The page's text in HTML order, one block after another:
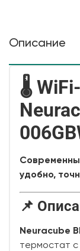
Описание
🌡
удобно,
📌
Neuracube
термостат с